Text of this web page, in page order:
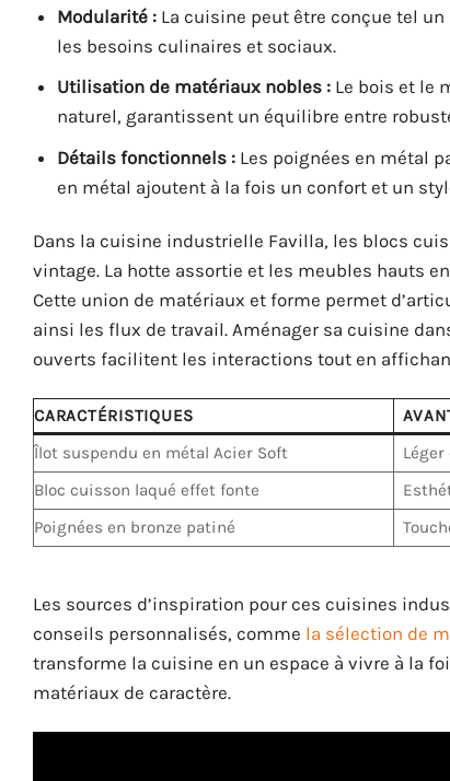
Modularité : La cuisine peut être conçue tel
les besoins culinaires et sociaux.
Utilisation de matériaux nobles : Le bois et le
naturel, garantissent un équilibre entre
Détails fonctionnels : Les poignées en métal
en métal ajoutent à la fois un confort et un
Dans la cuisine industrielle Favilla, les blocs
vintage. La hotte assortie et les meubles hauts
Cette union de matériaux et forme permet
ainsi les flux de travail. Aménager sa cuisine
ouverts facilitent les interactions tout en
CARACTÉRISTIQUES
Îlot suspendu en métal Acier Soft
Bloc cuisson laqué effet fonte
Poignées en bronze patiné
Les sources d’inspiration pour ces cuisines
conseils personnalisés, comme la sélection de
transforme la cuisine en un espace à vivre à la
matériaux de caractère.